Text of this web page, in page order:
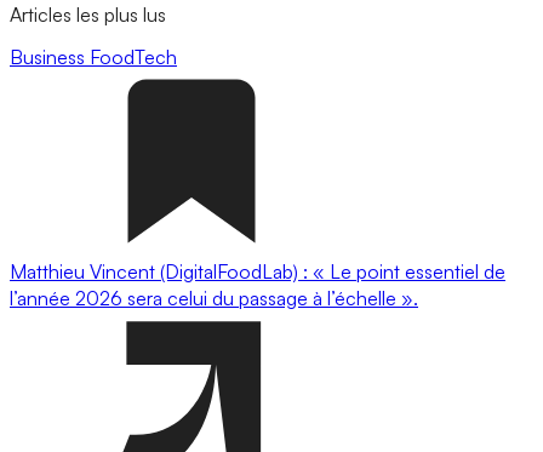
Articles les plus lus
Business FoodTech
Matthieu Vincent (DigitalFoodLab) : « Le point essentiel de
l’année 2026 sera celui du passage à l’échelle ».